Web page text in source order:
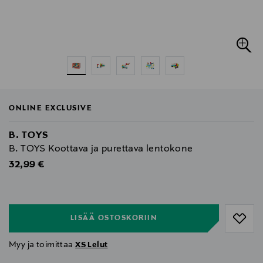
ONLINE EXCLUSIVE
B. TOYS
B. TOYS Koottava ja purettava lentokone
Original Price
32,99 €
LISÄÄ OSTOSKORIIN
Myy ja toimittaaXS Lelut